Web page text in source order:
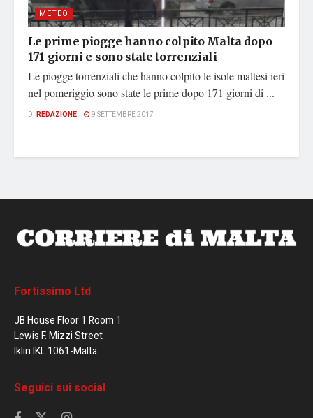
METEO
Le prime piogge hanno colpito Malta dopo
171 giorni e sono state torrenziali
Le piogge torrenziali che hanno colpito le isole maltesi ieri
nel pomeriggio sono state le prime dopo 171 giorni di ...
DI REDAZIONE 9 SETTEMBRE 2017
Fortissimo Ltd
JB House Floor 1 Room 1
Lewis F. Mizzi Street
Iklin IKL 1061-Malta
Seguici sui social